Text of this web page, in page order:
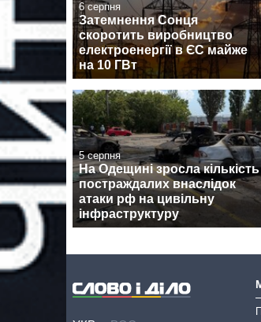
6 серпня
Затемнення Сонця
скоротить виробництво
електроенергії в ЄС майже
на 10 ГВт
5 серпня
На Одещині зросла кількість
постраждалих внаслідок
атаки рф на цивільну
інфраструктуру